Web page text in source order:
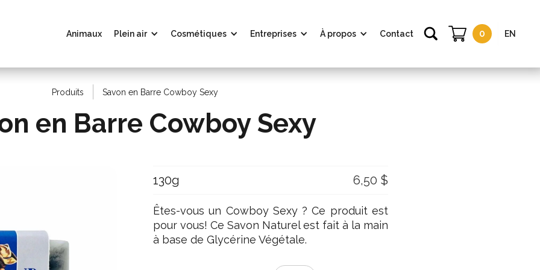
Animaux Plein air Cosmétiques Entreprises À propos Contact 0 EN
Produits Savon en Barre Cowboy Sexy
en Barre Cowboy Sexy
130g 6,50 $
Êtes-vous un Cowboy Sexy ? Ce produit est
pour vous! Ce Savon Naturel est fait à la main
à base de Glycérine Végétale.